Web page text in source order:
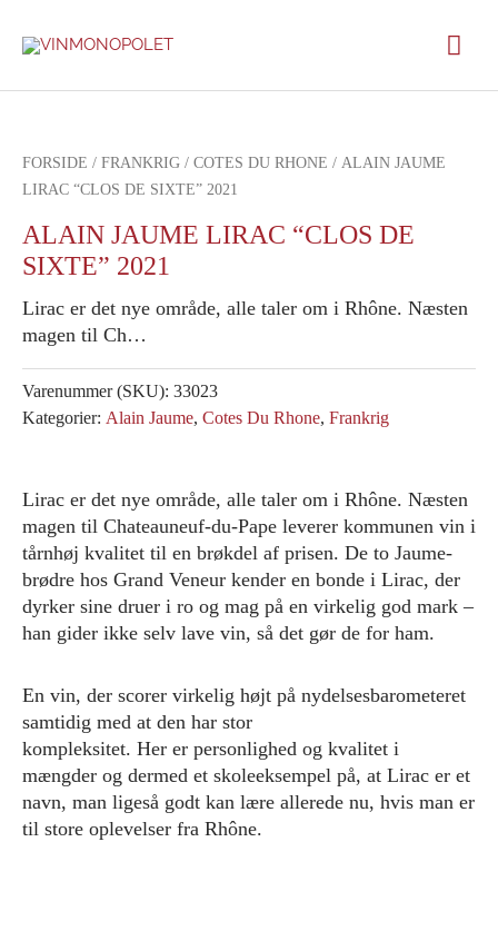
FORSIDE / FRANKRIG / COTES DU RHONE / ALAIN JAUME
LIRAC “CLOS DE SIXTE” 2021
ALAIN JAUME LIRAC “CLOS DE
SIXTE” 2021
Lirac er det nye område, alle taler om i Rhône. Næsten
magen til Ch…
Varenummer (SKU): 33023
Kategorier: Alain Jaume, Cotes Du Rhone, Frankrig
Lirac er det nye område, alle taler om i Rhône. Næsten
magen til Chateauneuf-du-Pape leverer kommunen vin i
tårnhøj kvalitet til en brøkdel af prisen. De to Jaume-
brødre hos Grand Veneur kender en bonde i Lirac, der
dyrker sine druer i ro og mag på en virkelig god mark –
han gider ikke selv lave vin, så det gør de for ham.
En vin, der scorer virkelig højt på nydelsesbarometeret
samtidig med at den har stor
kompleksitet. Her er personlighed og kvalitet i
mængder og dermed et skoleeksempel på, at Lirac er et
navn, man ligeså godt kan lære allerede nu, hvis man er
til store oplevelser fra Rhône.